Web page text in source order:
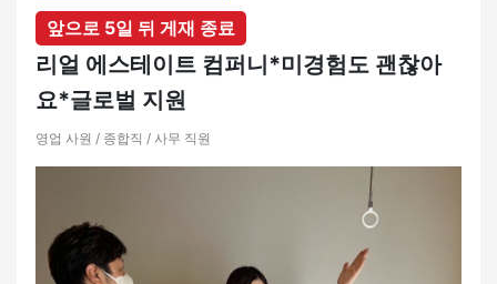
앞으로 5일 뒤 게재 종료
리얼 에스테이트 컴퍼니*미경험도 괜찮아
요*글로벌 지원
영업 사원 / 종합직 / 사무 직원